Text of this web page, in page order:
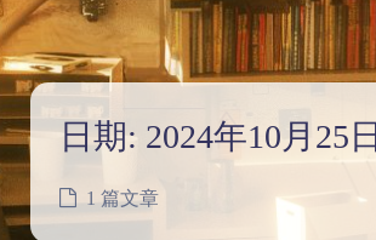
日期: 2024年10月25日
1 篇文章